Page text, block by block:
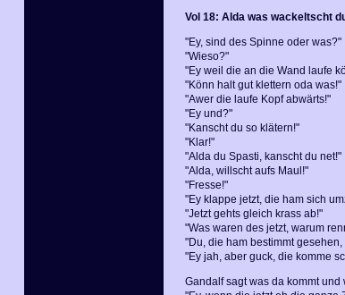
Vol 18: Alda was wackeltscht
"Ey, sind des Spinne oder was?"
"Wieso?"
"Ey weil die an die Wand laufe
"Könn halt gut klettern oda was!"
"Awer die laufe Kopf abwärts!"
"Ey und?"
"Kanscht du so klätern!"
"Klar!"
"Alda du Spasti, kanscht du net!"
"Alda, willscht aufs Maul!"
"Fresse!"
"Ey klappe jetzt, die ham sich
"Jetzt gehts gleich krass ab!"
"Was waren des jetzt, warum
"Du, die ham bestimmt
"Ey jah, aber guck, die komme
Gandalf sagt was da kommt